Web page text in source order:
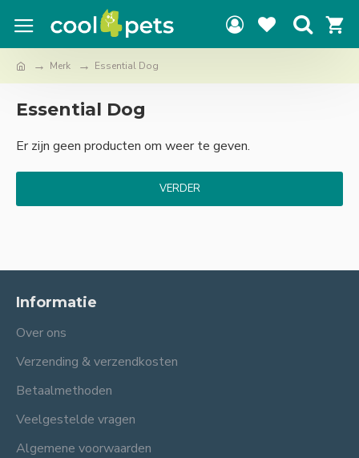
Merk Essential Dog
Essential Dog
Er zijn geen producten om weer te geven.
VERDER
Informatie
Over ons
Verzending & verzendkosten
Betaalmethoden
Veelgestelde vragen
Algemene voorwaarden